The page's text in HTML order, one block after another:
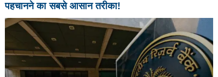
पहचानने का सबसे आसान तरीका!